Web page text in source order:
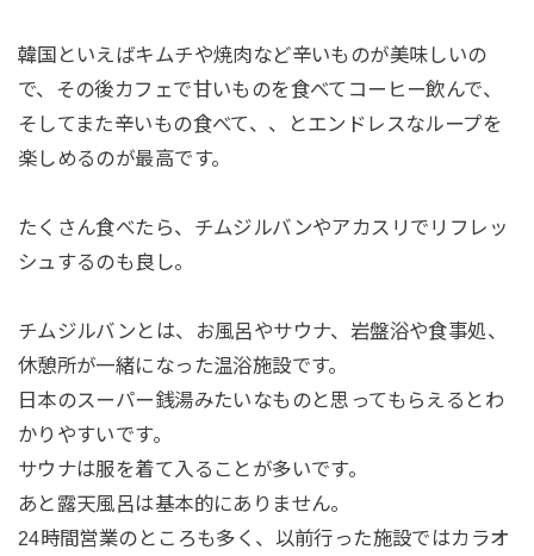
韓国といえばキムチや焼肉など辛いものが美味しいの
で、その後カフェで甘いものを食べてコーヒー飲んで、
そしてまた辛いもの食べて、、とエンドレスなループを
楽しめるのが最高です。
たくさん食べたら、チムジルバンやアカスリでリフレッ
シュするのも良し。
チムジルバンとは、お風呂やサウナ、岩盤浴や食事処、
休憩所が一緒になった温浴施設です。
日本のスーパー銭湯みたいなものと思ってもらえるとわ
かりやすいです。
サウナは服を着て入ることが多いです。
あと露天風呂は基本的にありません。
24時間営業のところも多く、以前行った施設ではカラオ